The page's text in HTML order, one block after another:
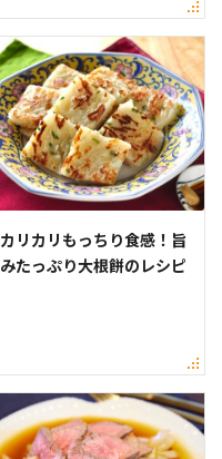
カリカリもっちり食感！旨
みたっぷり大根餅のレシピ